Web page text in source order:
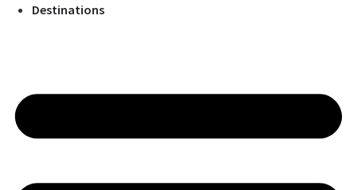
Destinations